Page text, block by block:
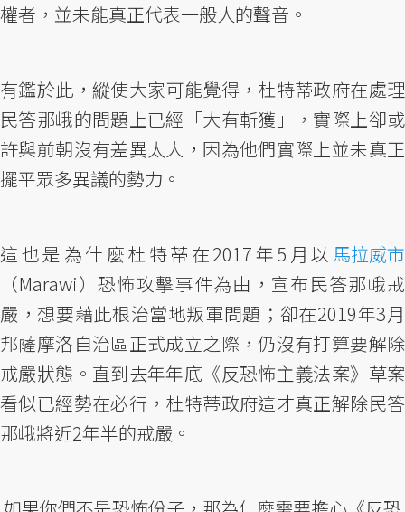
權者，並未能真正代表一般人的聲音。
有鑑於此，縱使大家可能覺得，杜特蒂政府在處理
民答那峨的問題上已經「大有斬獲」，實際上卻或
許與前朝沒有差異太大，因為他們實際上並未真正
擺平眾多異議的勢力。
這也是為什麼杜特蒂在2017年5月以 馬拉威市
（Marawi）恐怖攻擊事件為由，宣布民答那峨戒
嚴，想要藉此根治當地叛軍問題；卻在2019年3月
邦薩摩洛自治區正式成立之際，仍沒有打算要解除
戒嚴狀態。直到去年年底《反恐怖主義法案》草案
看似已經勢在必行，杜特蒂政府這才真正解除民答
那峨將近2年半的戒嚴。